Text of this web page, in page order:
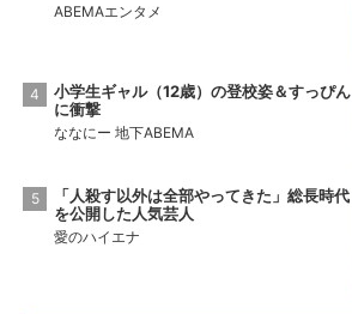
ABEMAエンタメ
小学生ギャル（12歳）の登校姿＆すっぴん
に衝撃
ななにー 地下ABEMA
「人殺す以外は全部やってきた」総長時代
を公開した人気芸人
愛のハイエナ